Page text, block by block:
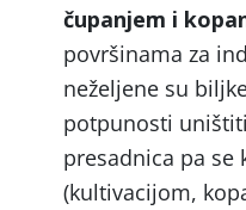
čupanjem i
površinama za
neželjene su
potpunosti
presadnica pa
(kultivacijom,